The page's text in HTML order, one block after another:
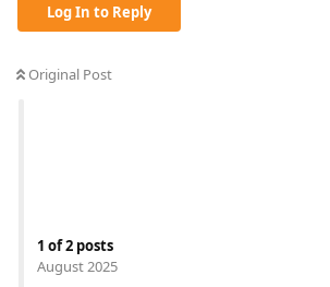
Log In to Reply
Original Post
1 of2 posts
August 2025